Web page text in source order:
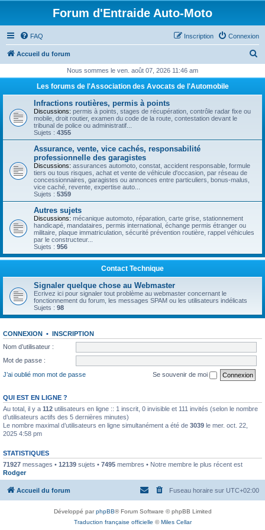
Forum d'Entraide Auto-Moto
FAQ Connexion
Inscription
Accueil du forum
h
c
Nous sommes le ven. août 07, 2026 11:46 am
Les forums de l'Association des Avocats de l'Automobile
Infractions routières, permis à points
Discussions: permis à points, stages de récupération, contrôle radar fixe ou
mobile, droit routier, examen du code de la route, contestation devant le
tribunal de police ou administratif...
Sujets : 4355
Assurance, vente, vice cachés, responsabilité
professionnelle des garagistes
Discussions: assurances automoto, constat, accident responsable, formule
tiers ou tous risques, achat et vente de véhicule d'occasion, par réseau de
concessionnaires, garagistes ou annonces entre particuliers, bonus-malus,
vice caché, revente, expertise auto...
Sujets : 5359
Autres sujets
Discussions: mécanique automoto, réparation, carte grise, stationnement
handicapé, mandataires, permis international, échange permis étranger ou
militaire, plaque immatriculation, sécurité prévention routière, rappel véhicules
par le constructeur...
Sujets : 956
Contact Technique
Signaler quelque chose au Webmaster
Ecrivez ici pour signaler tout problème au webmaster concernant le
fonctionnement du forum, les messages SPAM ou les utilisateurs indélicats
Sujets : 98
CONNEXION • INSCRIPTION
Nom d’utilisateur :
Mot de passe :
J’ai oublié mon mot de passe
Se souvenir de moi
QUI EST EN LIGNE ?
Au total, il y a 112 utilisateurs en ligne :: 1 inscrit, 0 invisible et 111 invités (selon le nombre
d’utilisateurs actifs des 5 dernières minutes)
Le nombre maximal d’utilisateurs en ligne simultanément a été de 3039 le mer. oct. 22,
2025 4:58 pm
STATISTIQUES
71927 messages • 12139 sujets • 7495 membres • Notre membre le plus récent est
Rodger
Accueil du forum Fuseau horaire sur UTC+02:00
Développé parphpBB® Forum Software © phpBB Limited
Traduction française officielle ©Miles Cellar